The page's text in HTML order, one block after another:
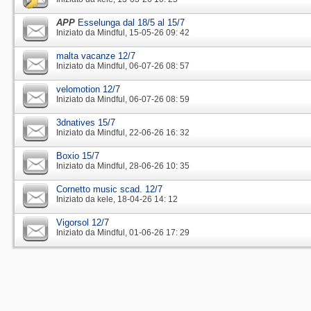
APP Esselunga dal 18/5 al 15/7
Iniziato da Mindful‎, 15-05-26 09: 42
malta vacanze 12/7
Iniziato da Mindful‎, 06-07-26 08: 57
velomotion 12/7
Iniziato da Mindful‎, 06-07-26 08: 59
3dnatives 15/7
Iniziato da Mindful‎, 22-06-26 16: 32
Boxio 15/7
Iniziato da Mindful‎, 28-06-26 10: 35
Cornetto music scad. 12/7
Iniziato da kele‎, 18-04-26 14: 12
Vigorsol 12/7
Iniziato da Mindful‎, 01-06-26 17: 29